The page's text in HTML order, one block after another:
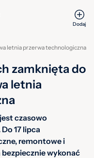
Dodaj
letnia przerwa technologiczna
zamknięta do
letnia
czasowo
17 lipca
remontowe i
wykonać